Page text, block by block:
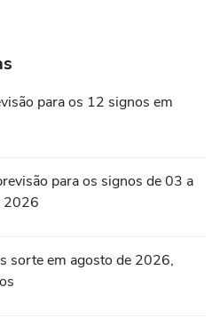
para os 12 signos em
para os signos de 03 a
2026
sorte em agosto de 2026,